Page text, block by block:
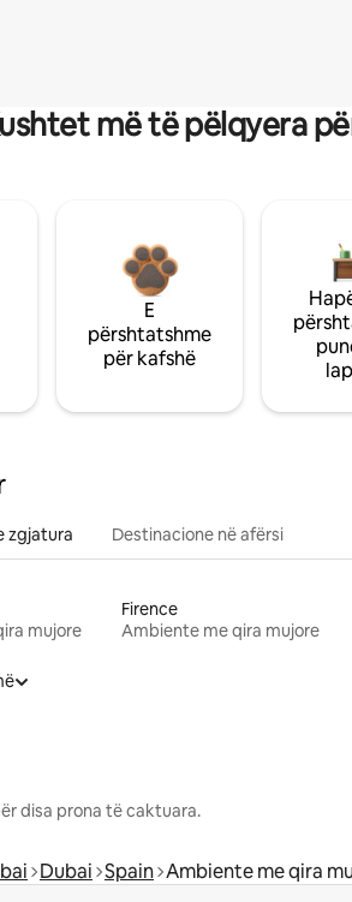
më të pëlqyera
E
përshtatshme
për kafshë
zgjatura Destinacione në afërsi
mujore
Firence
Ambiente me qira mujore
disa prona të caktuara.
Dubai Spain Ambiente me qira